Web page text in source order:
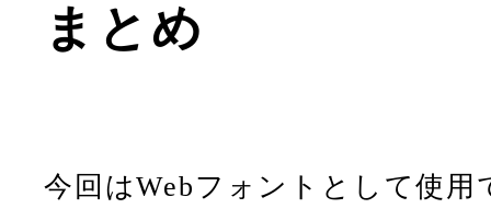
まとめ
今回はWebフォントとして使用